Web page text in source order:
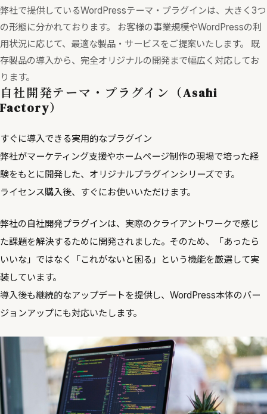
弊社で提供しているWordPressテーマ・プラグインは、大きく3つ
の形態に分かれております。 お客様の事業規模やWordPressの利
用状況に応じて、最適な製品・サービスをご提案いたします。 既
存製品の導入から、完全オリジナルの開発まで幅広く対応してお
ります。
自社開発テーマ・プラグイン（Asahi
Factory）
すぐに導入できる実用的なプラグイン
弊社がマーケティング支援やホームページ制作の現場で培った経
験をもとに開発した、オリジナルプラグインシリーズです。
ライセンス購入後、すぐにお使いいただけます。
弊社の自社開発プラグインは、実際のクライアントワークで感じ
た課題を解決するために開発されました。そのため、「あったら
いいな」ではなく「これがないと困る」という機能を厳選して実
装しています。
導入後も継続的なアップデートを提供し、WordPress本体のバー
ジョンアップにも対応いたします。